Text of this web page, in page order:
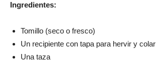
Ingredientes:
Tomillo (seco o fresco)
Un recipiente con tapa para hervir y colar
Una taza